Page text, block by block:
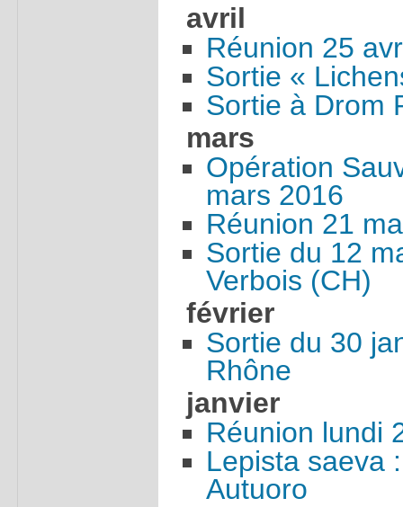
avril
Réunion 25
Sortie «
Sortie à Drom
mars
Opération
mars 2016
Réunion 21
Sortie du 12
Verbois (CH)
février
Sortie du 30
Rhône
janvier
Réunion lundi
Lepista saeva
Autuoro